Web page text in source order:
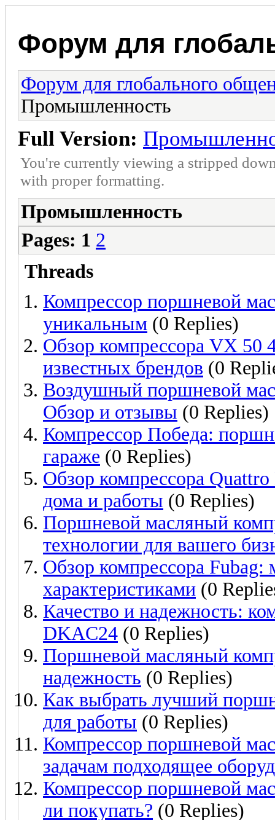
Форум для
Форум для глобального
Промышленность
Full Version:
You're currently viewing a stripped
with proper formatting.
Промышленность
Pages: 1 2
Threads
Компрессор поршневой
уникальным (0 Replies)
Обзор компрессора VX
известных брендов (0
Воздушный поршневой
Обзор и отзывы (0 Replies)
Компрессор Победа:
гараже (0 Replies)
Обзор компрессора
дома и работы (0 Replies)
Поршневой масляный
технологии для вашего
Обзор компрессора
характеристиками (0
Качество и надежность:
DKAC24 (0 Replies)
Поршневой масляный
надежность (0 Replies)
Как выбрать лучший
для работы (0 Replies)
Компрессор поршневой
задачам подходящее
Компрессор поршневой
ли покупать? (0 Replies)